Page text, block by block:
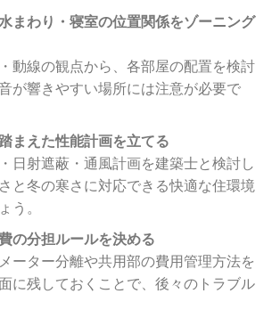
まわり・寝室の位置関係をゾーニング
動線の観点から、各部屋の配置を検討
が響きやすい場所には注意が必要で
まえた性能計画を立てる
日射遮蔽・通風計画を建築士と検討し
と冬の寒さに対応できる快適な住環境
う。
の分担ルールを決める
ーター分離や共用部の費用管理方法を
に残しておくことで、後々のトラブル